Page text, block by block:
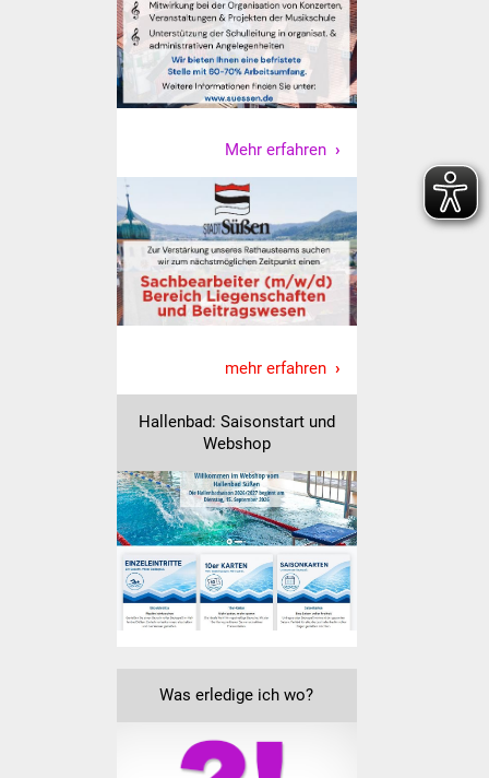
Pflegeheim
Familien
Familientreff
Schülerferienprogramm
Migration und Integration
Freundeskreis Asyl
Ukraine-Hilfe
Wohnen
Bauen in Süßen
Wohnimmobilien +
Baugrundstücke
Wirtschaft
Wirtschaftsförderung
Mehr erfahren
mehr erfahren
Hallenbad: Saisonstart und
Webshop
Was erledige ich wo?